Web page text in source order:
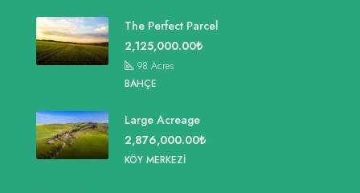
The Perfect Parcel
2,125,000.00₺
98 Acres
BAHÇE
Large Acreage
2,876,000.00₺
KÖY MERKEZI